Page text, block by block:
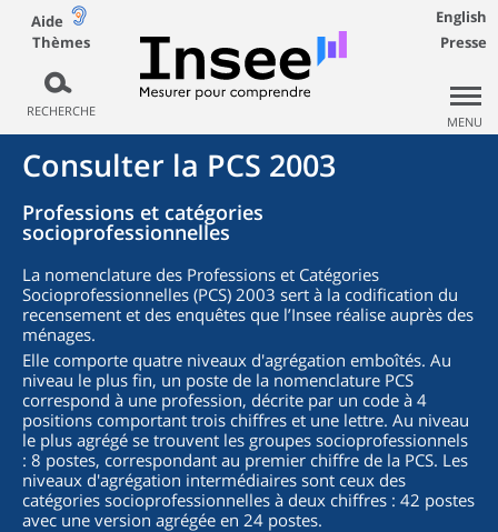
Aide
Thèmes
RECHERCHE
English
Presse
MENU
Consulter la PCS 2003
Professions et catégories
socioprofessionnelles
La nomenclature des Professions et Catégories
Socioprofessionnelles (PCS) 2003 sert à la codification du
recensement et des enquêtes que l’Insee réalise auprès des
ménages.
Elle comporte quatre niveaux d'agrégation emboîtés. Au
niveau le plus fin, un poste de la nomenclature PCS
correspond à une profession, décrite par un code à 4
positions comportant trois chiffres et une lettre. Au niveau
le plus agrégé se trouvent les groupes socioprofessionnels
: 8 postes, correspondant au premier chiffre de la PCS. Les
niveaux d'agrégation intermédiaires sont ceux des
catégories socioprofessionnelles à deux chiffres : 42 postes
avec une version agrégée en 24 postes.